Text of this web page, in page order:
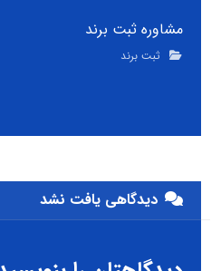
مشاوره ثبت برند
ثبت برند
دیدگاهی یافت نشد